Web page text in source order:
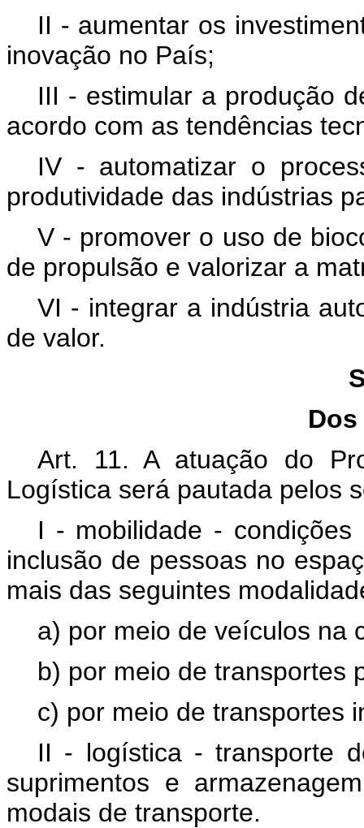
II - aumentar os
inovação no País;
III - estimular a produção
acordo com as tendências
IV - automatizar o
produtividade das indústrias
V - promover o uso de
de propulsão e valorizar a
VI - integrar a indústria
de valor.
Art. 11. A atuação do
Logística será pautada pelos
I - mobilidade - condições
inclusão de pessoas no
mais das seguintes
a) por meio de veículos na
b) por meio de transportes
c) por meio de transportes
II - logística - transporte
suprimentos e
modais de transporte.